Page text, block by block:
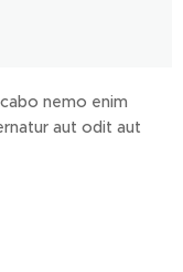
nemo enim
aut odit aut